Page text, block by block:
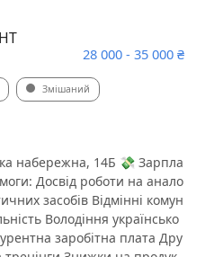
28 000 - 35 000 ₴
Змішаний
набережна, 14Б 💸 Зарпла
Досвід роботи на анало
засобів Відмінні комун
Володіння українсько
заробітна плата Дру